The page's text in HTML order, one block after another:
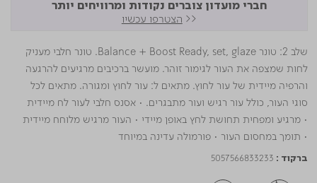
חברי מועדון צוברים נקודות ומרוויחים יותר
<< הצטרפו עכשיו
שלב 2: טונר Balance + Boost Ready, set, glaze. טונר חלבי מעניק
לחות שמצפה את העור לגימור זוהר. מועשר ברכיבים מרגיעים להרגעה
והרפיה מיידית של עור לחוץ. מתאים ל: עור לחוץ ומגורה. מתאים לכל
סוגי העור, כולל עור רגיש ועור מתבגרים. • אסנס חלבי לעור לח מיידית
• מרגיע ומפחית תחושת לחץ באופן מיידי • העור מרגיש מלוחח מיידית
• תומך במחסום העור • פורמולה עדינה במיוחד
ברקוד : 5057566833233